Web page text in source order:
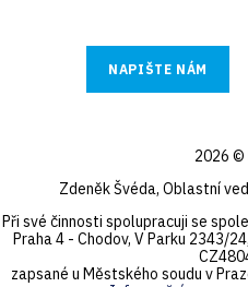
NAPIŠTE NÁM
2026 ©
Zdeněk Švéda, Oblastní
Při své činnosti spolupracuji se
Praha 4 - Chodov, V Parku 2343/
zapsané u Městského soudu v